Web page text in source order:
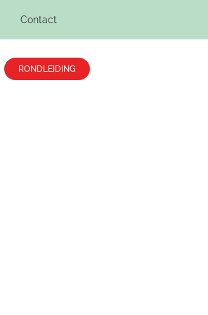
Contact
RONDLEIDING